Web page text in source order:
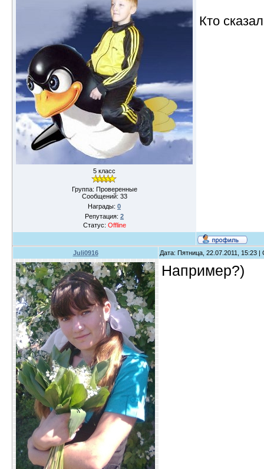
5 класс
Группа: Проверенные
Сообщений: 33
Награды: 0
Репутация: 2
Статус: Offline
Кто
Juli0916 Дата: Пятница, 22.07.2011, 15:23
Например?)